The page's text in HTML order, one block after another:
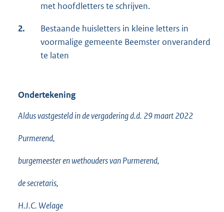
met hoofdletters te schrijven.
2.
Bestaande huisletters in kleine letters in
voormalige gemeente Beemster onveranderd
te laten
Ondertekening
Aldus vastgesteld in de vergadering d.d. 29 maart 2022
Purmerend,
burgemeester en wethouders van Purmerend,
de secretaris,
H.J.C. Welage